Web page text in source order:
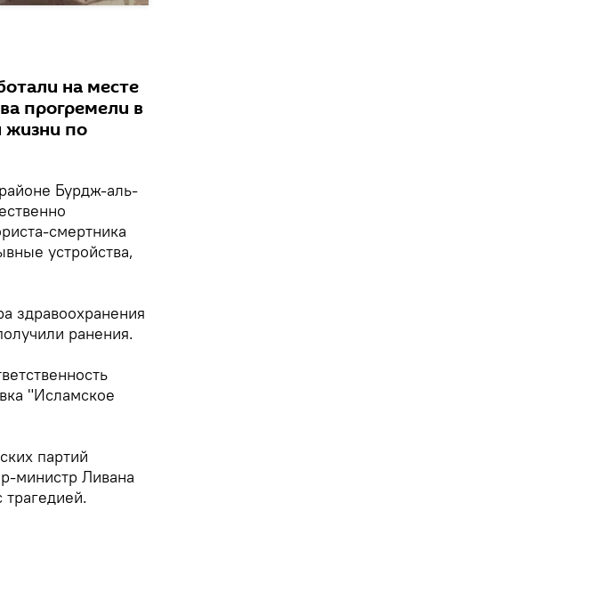
на месте
прогремели в
жизни по
Бурдж-аль-
смертника
устройства,
здравоохранения
ранения.
"Исламское
партий
министр Ливана